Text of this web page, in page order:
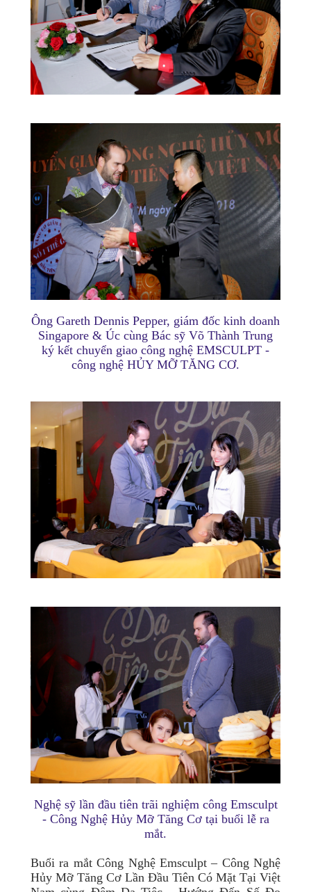
Ông Gareth Dennis Pepper, giám đốc kinh doanh
Singapore & Úc cùng Bác sỹ Võ Thành Trung
ký kết chuyển giao công nghệ EMSCULPT -
công nghệ HỦY MỠ TĂNG CƠ.
Nghệ sỹ lần đầu tiên trãi nghiệm công Emsculpt
- Công Nghệ Hủy Mỡ Tăng Cơ tại buổi lễ ra
mắt.
Buổi ra mắt Công Nghệ Emsculpt – Công Nghệ
Hủy Mỡ Tăng Cơ Lần Đầu Tiên Có Mặt Tại Việt